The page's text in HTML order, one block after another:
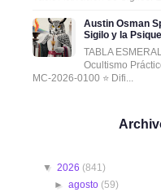
Austin Osman
Sigilo y la
TABLA
Ocultismo
MC-2026-0100 ⭐ Difi...
▼ 2026 (841)
►agosto (59)